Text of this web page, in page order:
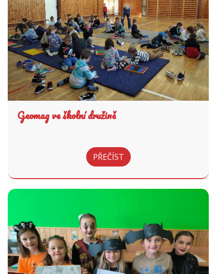
Geomag ve školní družině
PŘEČÍST